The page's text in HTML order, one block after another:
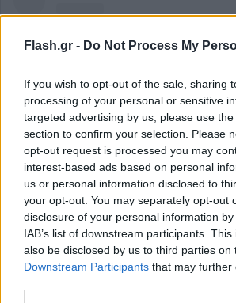
Flash.gr - Do Not Process My
If you wish to opt-out of the sale, sharing
processing of your personal or sensitive
targeted advertising by us, please use
section to confirm your selection. Please
opt-out request is processed you may
interest-based ads based on personal
us or personal information disclosed to
your opt-out. You may separately opt-out
disclosure of your personal information
IAB’s list of downstream participants.
also be disclosed by us to third parties on
Downstream Participants that may further
Δείτε αυτή τη δημοσίευση στο Instagram.